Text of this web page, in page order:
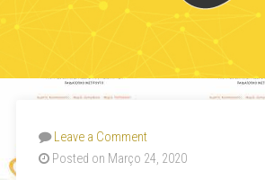
Leave a Comment
Posted on Março 24, 2020